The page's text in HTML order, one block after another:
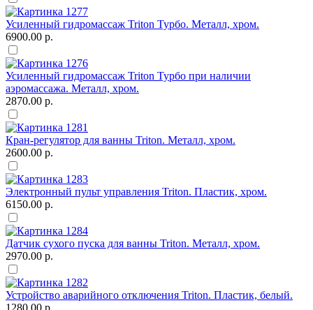
Усиленный гидромассаж Triton Турбо. Металл, хром.
6900.00 р.
Усиленный гидромассаж Triton Турбо при наличии
аэромассажа. Металл, хром.
2870.00 р.
Кран-регулятор для ванны Triton. Металл, хром.
2600.00 р.
Электронный пульт управления Triton. Пластик, хром.
6150.00 р.
Датчик сухого пуска для ванны Triton. Металл, хром.
2970.00 р.
Устройство аварийного отключения Triton. Пластик, белый.
1280.00 р.